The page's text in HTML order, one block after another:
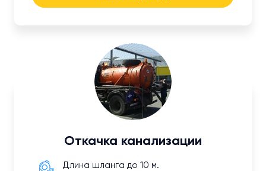
Откачка канализации
Длина шланга до 10 м.